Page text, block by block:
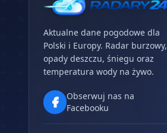
Aktualne dane pogodowe dla
Polski i Europy. Radar burzowy,
opady deszczu, śniegu oraz
temperatura wody na żywo.
Obserwuj nas na
Facebooku